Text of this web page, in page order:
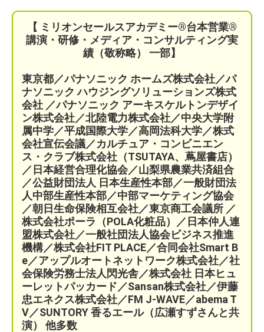
【 ミリオンセールスアカデミー®︎台本営業®︎
講演・研修・メディア・コンサルティング実
績（敬称略） 一部】
東京都／パナソニック ホームズ株式会社／パ
ナソニック ハウジングソリューションズ株式
会社 ／パナソニック アーキスケルトンデザイ
ン株式会社／北陸電力株式会社／中央大学附
属中学／平成国際大学／高岡法科大学／株式
会社宣伝会議／カルチュア・コンビニエン
ス・クラブ株式会社（TSUTAYA、蔦屋書店）
／ 日本経営合理化協会／山梨県農業共済組合
／公益財団法人 日本生産性本部／一般財団法
人中部生産性本部／中部マーケティング協会
／朝日生命保険相互会社／東京商工会議所 ／
株式会社ポーラ（POLA化粧品）
／日本仲人連
盟株式会社／一般社団法人協会ビジネス推進
機構／株式会社FIT PLACE／合同会社Smart B
e／アップルオートネットワーク株式会社／社
会保険労務士法人閃光舎／株式会社 日本ヒュ
ーレットパッカード／Sansan株式会社／伊藤
忠エネクス株式会社／FM J-WAVE／abema T
V／SUNTORY 香るエール（広瀬すずさんと共
演） 他多数